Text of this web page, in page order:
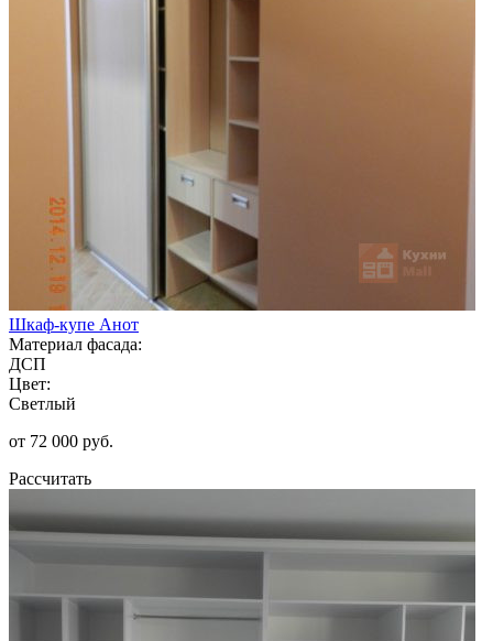
Шкаф-купе Анот
Материал фасада:
ДСП
Цвет:
Светлый
от 72 000 руб.
Рассчитать